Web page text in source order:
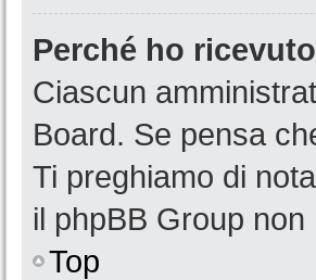
Perché ho
Ciascun
Board. Se pensa
Ti preghiamo di
il phpBB Group
Top